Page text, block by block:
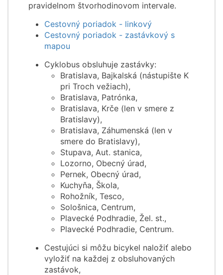
pravidelnom štvorhodinovom intervale.
Cestovný poriadok - linkový
Cestovný poriadok - zastávkový s
mapou
Cyklobus obsluhuje zastávky:
Bratislava, Bajkalská (nástupište K
pri Troch vežiach),
Bratislava, Patrónka,
Bratislava, Krče (len v smere z
Bratislavy),
Bratislava, Záhumenská (len v
smere do Bratislavy),
Stupava, Aut. stanica,
Lozorno, Obecný úrad,
Pernek, Obecný úrad,
Kuchyňa, Škola,
Rohožník, Tesco,
Sološnica, Centrum,
Plavecké Podhradie, Žel. st.,
Plavecké Podhradie, Centrum.
Cestujúci si môžu bicykel naložiť alebo
vyložiť na každej z obsluhovaných
zastávok,